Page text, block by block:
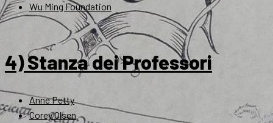
Wu Ming Foundation
4) Stanza dei Professori
Anne Petty
Corey Olsen